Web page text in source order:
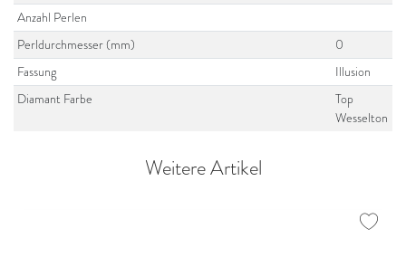
Anzahl Perlen
Perldurchmesser (mm)
0
Fassung
Illusion
Diamant Farbe
Top
Wesselton
Weitere Artikel